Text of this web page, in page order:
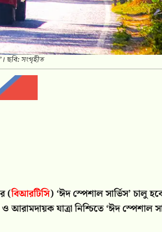
ছবি: সংগৃহীত
(বিআরটিসি) ‘ঈদ স্পেশাল সার্ভিস’ চালু
যাত্রা নিশ্চিতে ‘ঈদ স্পেশাল